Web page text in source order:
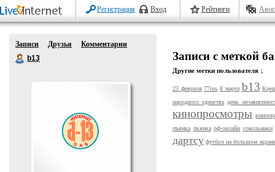
Регистрация Вход Рейтинги
Записи Друзья
Комментарии
b13
Записи с меткой
Другие метки пользователя ↓
23 февраля 77rus 8 марта b13
народного единства день
кинопросмотры
пъянка пьянка рф-онлайн сокольники
дартсу футбол на большом экране